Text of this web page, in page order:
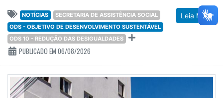
Leia Mais
NOTÍCIAS
SECRETARIA DE ASSISTÊNCIA SOCIAL
ODS - OBJETIVO DE DESENVOLVIMENTO SUSTENTÁVEL
ODS 10 - REDUÇÃO DAS DESIGUALDADES
PUBLICADO EM 06/08/2026